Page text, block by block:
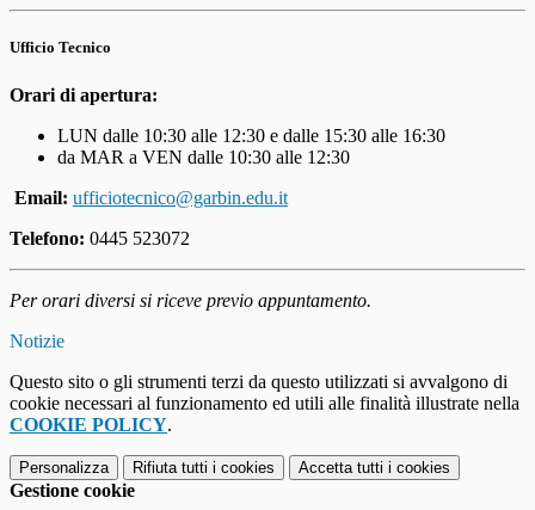
Ufficio Tecnico
Orari di apertura:
LUN dalle 10:30 alle 12:30 e dalle 15:30 alle 16:30
da MAR a VEN dalle 10:30 alle 12:30
Email: ufficiotecnico@garbin.edu.it
Telefono: 0445 523072
Per orari diversi si riceve previo appuntamento.
Notizie
Questo sito o gli strumenti terzi da questo utilizzati si avvalgono di
cookie necessari al funzionamento ed utili alle finalità illustrate nella
COOKIE POLICY.
Personalizza Rifiuta tutti i cookies Accetta tutti i cookies
Gestione cookie